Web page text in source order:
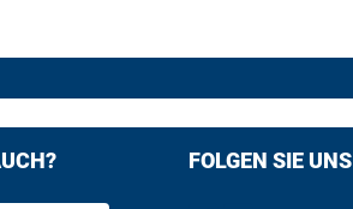
FOLGEN SIE UNS